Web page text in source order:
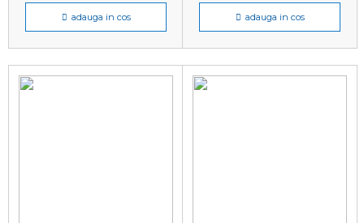
adauga in cos adauga in cos